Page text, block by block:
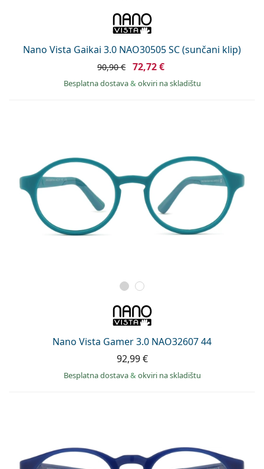
Nano Vista Gaikai 3.0 NAO30505 SC (sunčani klip)
90,90 € 72,72 €
Besplatna dostava& okviri na skladištu
Nano Vista Gamer 3.0 NAO32607 44
92,99 €
Besplatna dostava& okviri na skladištu